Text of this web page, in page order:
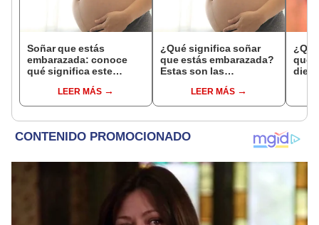
Soñar que estás
embarazada: conoce
qué significa este
LEER MÁS
¿Qué significa soñar
que estás embarazada?
Estas son las
comunesLEER MÁS
que